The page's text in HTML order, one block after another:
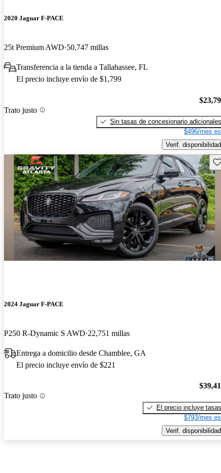
2020 Jaguar F-PACE
25t Premium AWD 50,747 millas
Transferencia a la tienda a Tallahassee, FL
El precio incluye envío de $1,799
Trato justo
Sin tasas de concesionario adicionales
$496/mes
Verif. disponibilidad
2024 Jaguar F-PACE
P250 R-Dynamic S AWD 22,751 millas
Entrega a domicilio desde Chamblee, GA
El precio incluye envío de $221
Trato justo
El precio incluye tasas
$793/mes
Verif. disponibilidad